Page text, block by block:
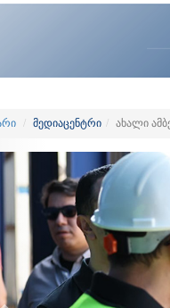
მედიაცენტრი ახალი
Previous